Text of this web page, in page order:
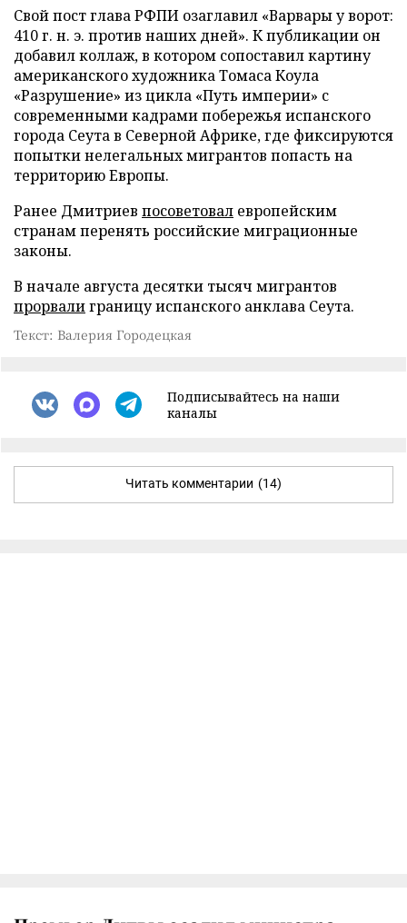
Свой пост глава РФПИ озаглавил «Варвары у ворот:
410 г. н. э. против наших дней». К публикации он
добавил коллаж, в котором сопоставил картину
американского художника Томаса Коула
«Разрушение» из цикла «Путь империи» с
современными кадрами побережья испанского
города Сеута в Северной Африке, где фиксируются
попытки нелегальных мигрантов попасть на
территорию Европы.
Ранее Дмитриев посоветовал европейским
странам перенять российские миграционные
законы.
В начале августа десятки тысяч мигрантов
прорвалиграницу испанского анклава Сеута.
Текст: Валерия Городецкая
Подписывайтесь на наши
каналы
Читать комментарии (14)